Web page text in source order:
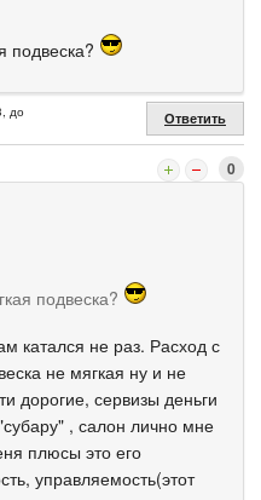
подвеска?
до
Ответить
0
подвеска?
катался не раз. Расход с
не мягкая ну и не
дорогие, сервизы деньги
, салон лично мне
плюсы это его
управляемость(этот